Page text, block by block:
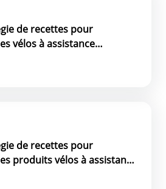
de recettes pour
vélos à assistance
de recettes pour
produits vélos à assistance